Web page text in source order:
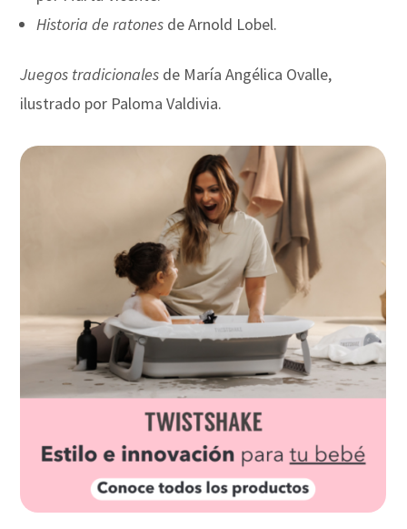
Historia de ratones de Arnold Lobel.
Juegos tradicionales de María Angélica Ovalle,
ilustrado por Paloma Valdivia.